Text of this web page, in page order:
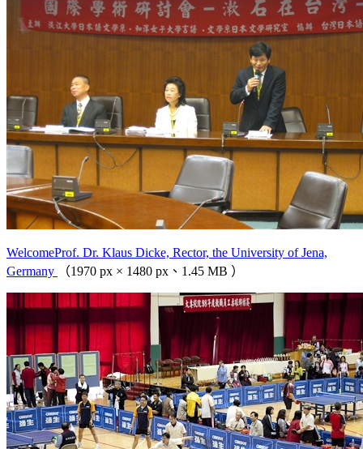
WelcomeProf. Dr. Klaus Dicke, Rector, the University of Jena,
Germany
（1970 px × 1480 px、1.45 MB ）